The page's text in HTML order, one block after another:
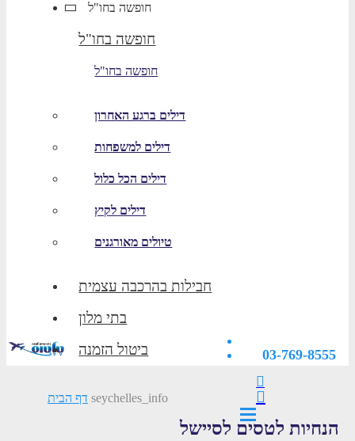
חופשה בחו"ל
חופשה בחו"ל
חופשה בחו"ל
דילים ברגע האחרון
דילים למשפחות
דילים הכל כלול
דילים לקיץ
טיולים מאורגנים
חבילות בהרכבה עצמית
בתי מלון
ביטול הזמנה
03-769-8555
דף הבית seychelles_info
הנחיות לטסים לסיישל